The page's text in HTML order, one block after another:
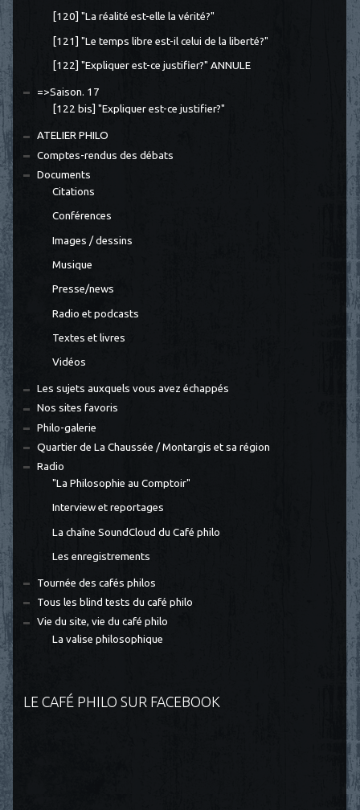
[120] "La réalité est-elle la vérité?"
[121] "Le temps libre est-il celui de la liberté?"
[122] "Expliquer est-ce justifier?" ANNULE
=>Saison. 17
[122 bis] "Expliquer est-ce justifier?"
ATELIER PHILO
Comptes-rendus des débats
Documents
Citations
Conférences
Images / dessins
Musique
Presse/news
Radio et podcasts
Textes et livres
Vidéos
Les sujets auxquels vous avez échappés
Nos sites favoris
Philo-galerie
Quartier de La Chaussée / Montargis et sa région
Radio
"La Philosophie au Comptoir"
Interview et reportages
La chaîne SoundCloud du Café philo
Les enregistrements
Tournée des cafés philos
Tous les blind tests du café philo
Vie du site, vie du café philo
La valise philosophique
LE CAFÉ PHILO SUR FACEBOOK